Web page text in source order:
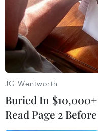
Đường đi của bão
JG Wentworth
Buried In
Read Page 2